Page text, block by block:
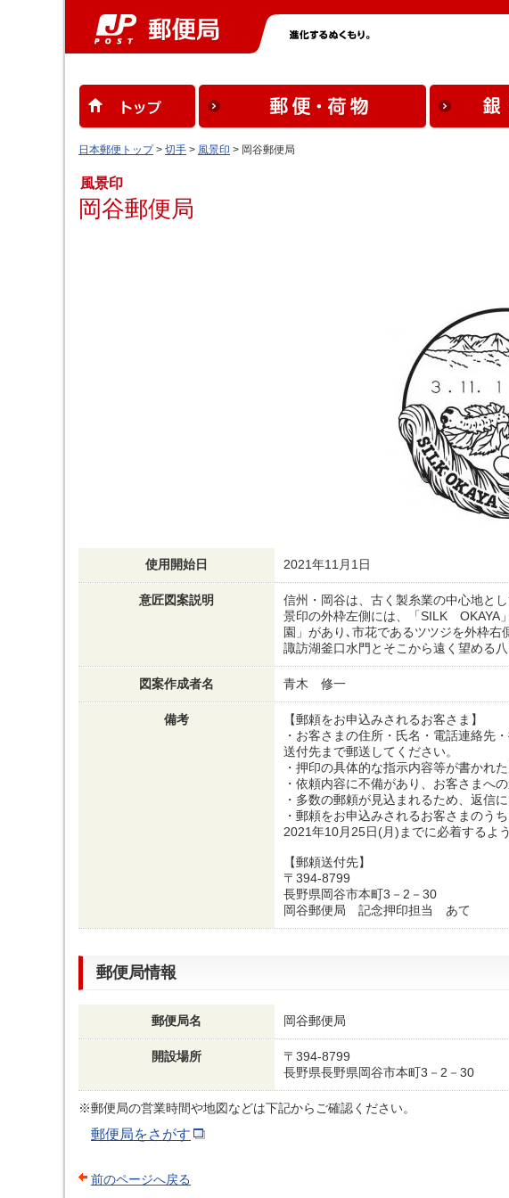
日本郵便トップ> 切手 > 風景印 > 岡谷郵便局
風景印
岡谷郵便局
使用開始日 2021年11月1日
意匠図案説明
信州・岡谷は、古く製糸業の中心地と
景印の外枠左側には、「SILK OKAYA
園」があり､市花であるツツジを外枠
諏訪湖釜口水門とそこから遠く望める
図案作成者名 青木 修一
備考
【郵頼をお申込みされるお客さま】
・お客さまの住所・氏名・電話連絡先
送付先まで郵送してください。
・押印の具体的な指示内容等が書かれ
・依頼内容に不備があり、お客さまへ
・多数の郵頼が見込まれるため、返信
・郵頼をお申込みされるお客さまのう
2021年10月25日(月)までに必着するよ
【郵頼送付先】
〒394-8799
長野県岡谷市本町3－2－30
岡谷郵便局 記念押印担当 あて
郵便局情報
郵便局名 岡谷郵便局
開設場所
〒394-8799
長野県長野県岡谷市本町3－2－30
※郵便局の営業時間や地図などは下記からご確認ください。
郵便局をさがす
前のページへ戻る